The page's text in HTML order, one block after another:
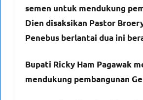
semen untuk mendukung
Dien disaksikan Pastor
Penebus berlantai dua ini
Bupati Ricky Ham Pagawak
mendukung pembangunan